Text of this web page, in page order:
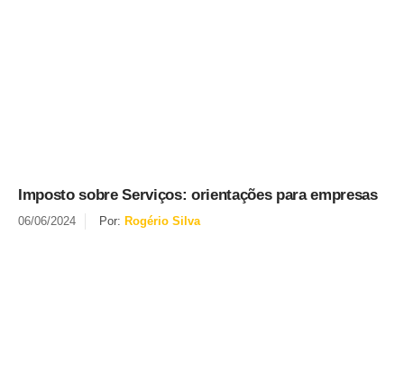
Imposto sobre Serviços: orientações para empresas
06/06/2024 Por: Rogério Silva